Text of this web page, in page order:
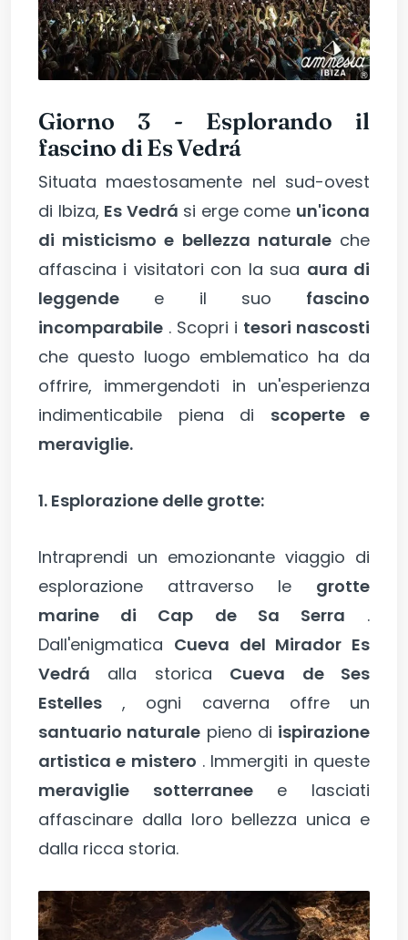
Giorno 3 - Esplorando il
fascino di Es Vedrá
Situata maestosamente nel sud-ovest
di Ibiza, Es Vedrá si erge come un'icona
di misticismo e bellezza naturaleche
affascina i visitatori con la sua aura di
leggende e il suo fascino
incomparabile . Scopri i tesori nascosti
che questo luogo emblematico ha da
offrire, immergendoti in un'esperienza
indimenticabile piena di scoperte e
meraviglie.
1. Esplorazione delle grotte:
Intraprendi un emozionante viaggio di
esplorazione attraverso le grotte
marine di Cap de Sa Serra .
Dall'enigmatica Cueva del Mirador Es
Vedrá alla storica Cueva de Ses
Estelles , ogni caverna offre un
santuario naturale pieno di ispirazione
artistica e mistero . Immergiti in queste
meraviglie sotterraneee lasciati
affascinare dalla loro bellezza unica e
dalla ricca storia.